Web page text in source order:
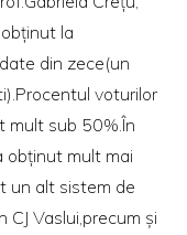
la
din zece(un
voturilor
sub 50%.În
obținut mult mai
un alt sistem de
CJ Vaslui,precum și